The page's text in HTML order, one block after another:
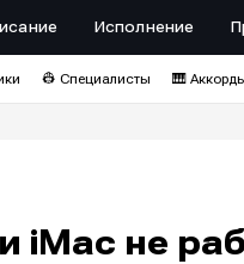
Исполнение
👷 Специалисты 🎹
iMac не